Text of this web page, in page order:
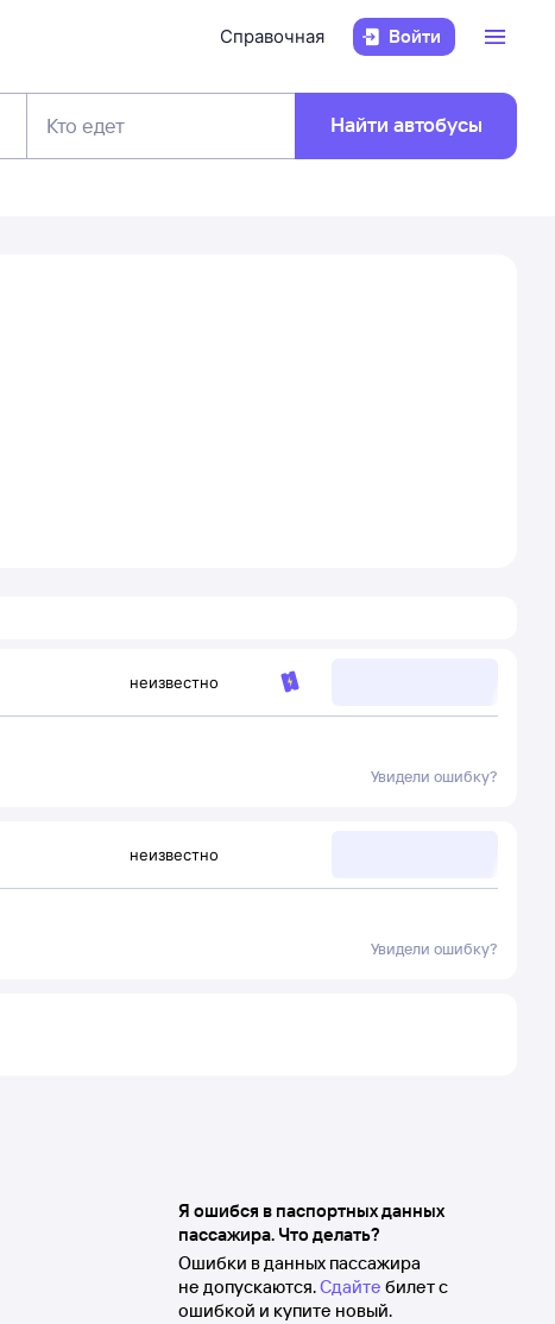
Справочная Войти
Кто едет Найти автобусы
неизвестно
Увидели ошибку?
неизвестно
Увидели ошибку?
Я ошибся в паспортных данных
пассажира. Что делать?
Ошибки в данных пассажира
не допускаются.Сдайте билет с
ошибкой и купите новый.